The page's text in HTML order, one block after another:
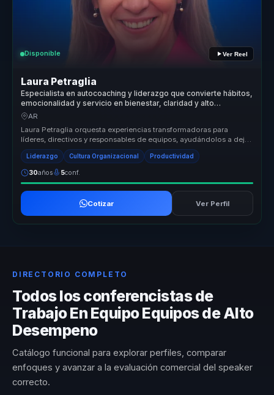
Disponible Ver Reel
Laura Petraglia
Especialista en autocoaching y liderazgo que convierte hábitos,
emocionalidad y servicio en bienestar, claridad y alto
rendimiento para equipos.
AR
Laura Petraglia orquesta experiencias transformadoras para
líderes, directivos y responsables de equipos, ayudándolos a dejar
atrás equip...
Liderazgo Cultura Organizacional Productividad
30años 5conf.
Cotizar Ver Perfil
DIRECTORIO COMPLETO
Todos los conferencistas de
Trabajo En Equipo Equipos de Alto
Desempeno
Catálogo funcional para explorar perfiles, comparar
enfoques y avanzar a la evaluación comercial del speaker
correcto.